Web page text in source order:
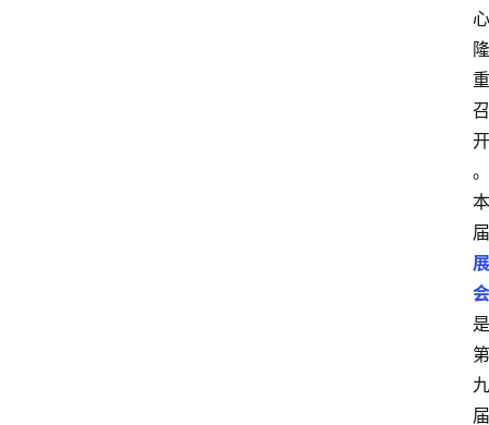
心
隆
重
召
开
。
本
届
展
会
是
第
九
届